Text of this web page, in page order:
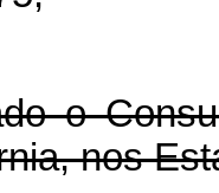
o
nos